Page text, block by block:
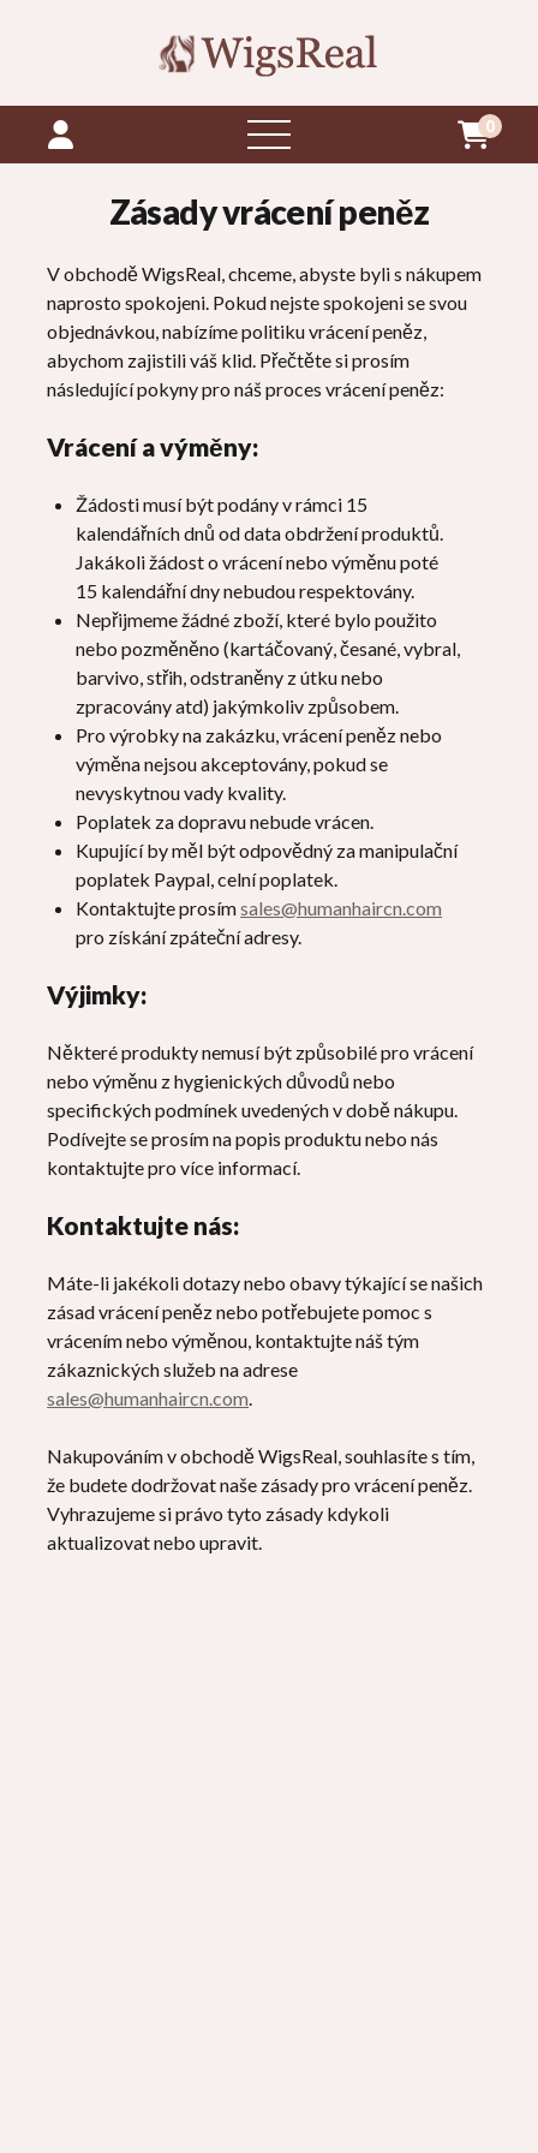
otevřít
menu
0
Zásady vrácení peněz
V obchodě WigsReal, chceme, abyste byli s nákupem
naprosto spokojeni. Pokud nejste spokojeni se svou
objednávkou, nabízíme politiku vrácení peněz,
abychom zajistili váš klid. Přečtěte si prosím
následující pokyny pro náš proces vrácení peněz:
Vrácení a výměny:
Žádosti musí být podány v rámci 15
kalendářních dnů od data obdržení produktů.
Jakákoli žádost o vrácení nebo výměnu poté
15 kalendářní dny nebudou respektovány.
Nepřijmeme žádné zboží, které bylo použito
nebo pozměněno (kartáčovaný, česané, vybral,
barvivo, střih, odstraněny z útku nebo
zpracovány atd) jakýmkoliv způsobem.
Pro výrobky na zakázku, vrácení peněz nebo
výměna nejsou akceptovány, pokud se
nevyskytnou vady kvality.
Poplatek za dopravu nebude vrácen.
Kupující by měl být odpovědný za manipulační
poplatek Paypal, celní poplatek.
Kontaktujte prosímsales@humanhaircn.com
pro získání zpáteční adresy.
Výjimky:
Některé produkty nemusí být způsobilé pro vrácení
nebo výměnu z hygienických důvodů nebo
specifických podmínek uvedených v době nákupu.
Podívejte se prosím na popis produktu nebo nás
kontaktujte pro více informací.
Kontaktujte nás:
Máte-li jakékoli dotazy nebo obavy týkající se našich
zásad vrácení peněz nebo potřebujete pomoc s
vrácením nebo výměnou, kontaktujte náš tým
zákaznických služeb na adrese
sales@humanhaircn.com.
Nakupováním v obchodě WigsReal, souhlasíte s tím,
že budete dodržovat naše zásady pro vrácení peněz.
Vyhrazujeme si právo tyto zásady kdykoli
aktualizovat nebo upravit.